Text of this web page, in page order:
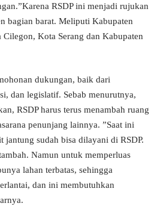
RSDP ini menjadi rujukan
bagian barat. Meliputi Kabupaten
Kota Serang dan Kabupaten
dukungan, baik dari
dan legislatif. Sebab menurutnya,
RSDP harus terus menambah ruang
penunjang lainnya. ”Saat ini
jantung sudah bisa dilayani di RSDP.
Namun untuk memperluas
lahan terbatas, sehingga
dan ini membutuhkan